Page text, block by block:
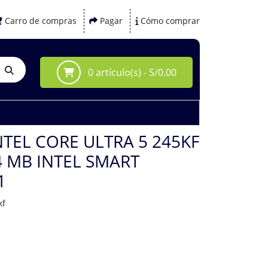
Carro de compras Pagar Cómo comprar
0 artículo(s) - S/0.00
CORE ULTRA 5 245KF
INTEL SMART